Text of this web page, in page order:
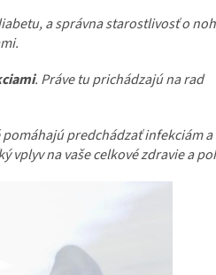
a správna starostlivosť o
. Práve tu prichádzajú na rad
predchádzať infekciám a
vplyv na vaše celkové zdravie a